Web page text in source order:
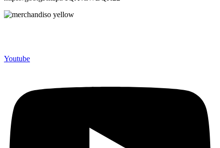
Youtube